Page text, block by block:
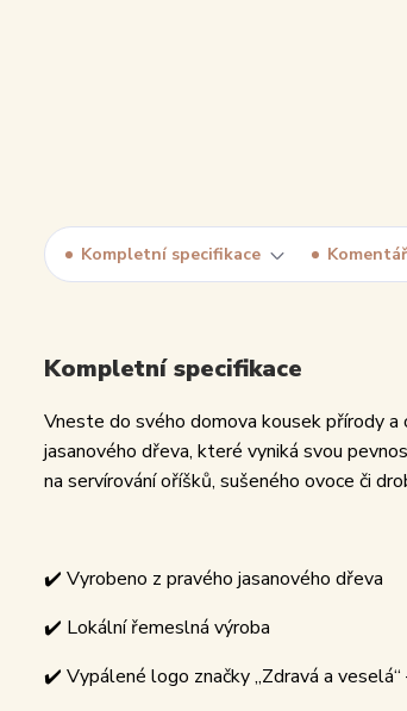
Kompletní specifikace
Kompletní specifikace
Vneste do svého domova kousek přírody
jasanového dřeva, které vyniká svou
na servírování oříšků, sušeného ovoce či
✔️ Vyrobeno z pravého jasanového dřeva
✔️ Lokální řemeslná výroba
✔️ Vypálené logo značky „Zdravá a veselá“